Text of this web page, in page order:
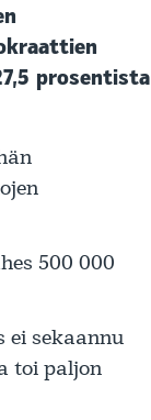
prosentista
500 000
ei sekaannu
toi paljon